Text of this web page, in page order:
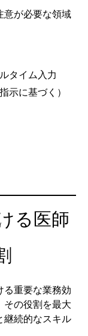
意が必要な領域
タイム入力
示に基づく）
る医師
る重要な業務効
その役割を最大
継続的なスキル